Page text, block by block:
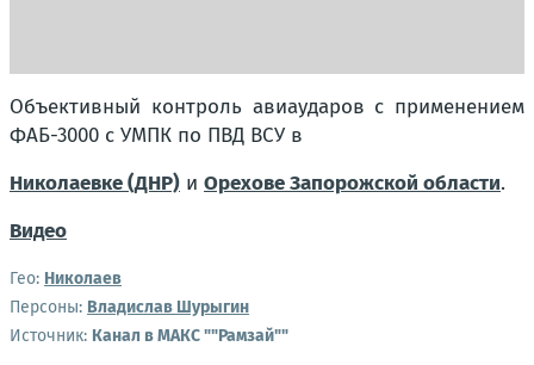
Объективный контроль авиаударов с применением
ФАБ-3000 с УМПК по ПВД ВСУ в
Николаевке (ДНР) и Орехове Запорожской области.
Видео
Гео: Николаев
Персоны: Владислав Шурыгин
Источник: Канал в МАКС ""Рамзай""